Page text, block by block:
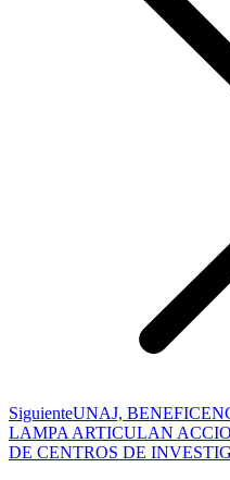
SiguientePublicación
siguiente:
UNAJ,
LAMPA ARTICULAN
DE CENTROS DE